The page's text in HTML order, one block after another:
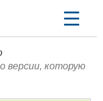
версии, которую